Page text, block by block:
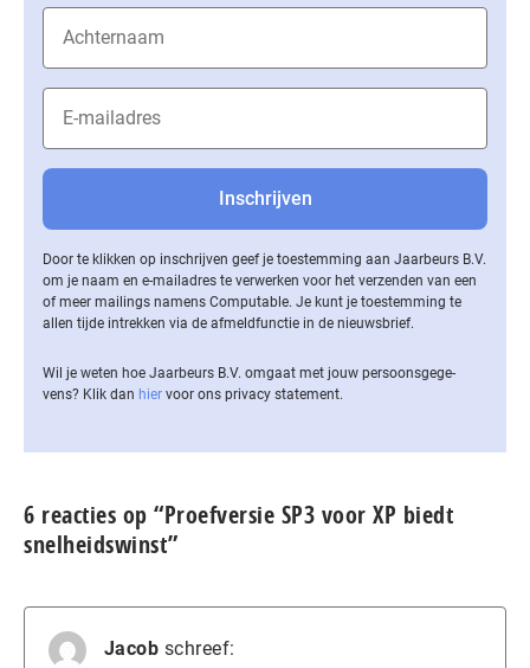
Door te klikken op inschrijven geef je toestemming aan Jaarbeurs B.V.
om je naam en e-mailadres te verwerken voor het verzenden van een
of meer mailings namens Computable. Je kunt je toestemming te
allen tijde intrekken via de af­meld­func­tie in de nieuwsbrief.
Wil je weten hoe Jaarbeurs B.V. omgaat met jouw per­soons­ge­ge­
vens? Klik dan hier voor ons privacy statement.
6 reacties op “Proefversie SP3 voor XP biedt
snelheidswinst”
Jacob schreef: